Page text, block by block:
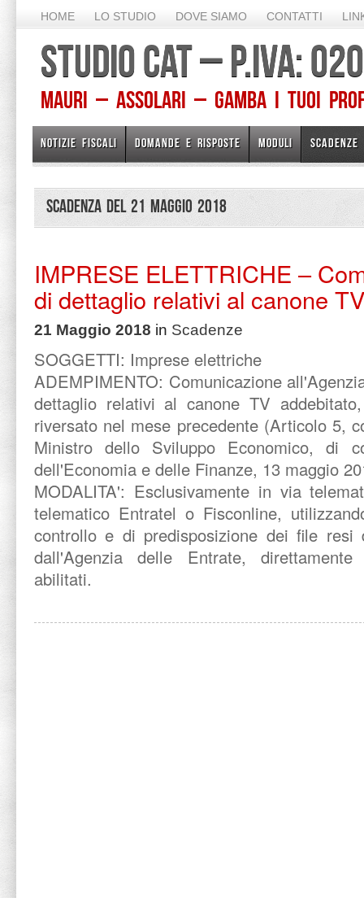
HOME LO STUDIO DOVE SIAMO CONTATTI
STUDIO CAT – P.IVA:
Mauri – Assolari – Gamba I TUOI
NOTIZIE FISCALI DOMANDE E RISPOSTE MODULI SCADENZE
Scadenza del 21 Maggio 2018
IMPRESE ELETTRICHE –
di dettaglio relativi al canone TV
21 Maggio 2018 in Scadenze
SOGGETTI: Imprese elettriche
ADEMPIMENTO: Comunicazione
dettaglio relativi al canone TV
riversato nel mese precedente (Articolo 5,
Ministro dello Sviluppo Economico, di
dell'Economia e delle Finanze, 13 maggio
MODALITA': Esclusivamente in via
telematico Entratel o Fisconline,
controllo e di predisposizione dei file resi
dall'Agenzia delle Entrate,
abilitati.